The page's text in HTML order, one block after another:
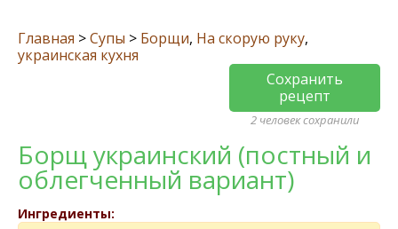
Главная >Супы > Борщи, На скорую руку,
украинская кухня
Сохранить
рецепт
2 человек сохранили
Борщ украинский (постный и
облeгченный вариант)
Ингредиенты: